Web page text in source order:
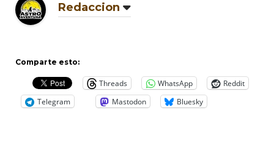
Redaccion
Comparte esto:
Threads WhatsApp
Reddit
Telegram
Mastodon Bluesky